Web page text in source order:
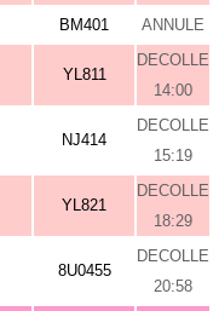
BM401 ANNULE
YL811
DECOLLE
14:00
NJ414
DECOLLE
15:19
YL821
DECOLLE
18:29
8U0455
DECOLLE
20:58